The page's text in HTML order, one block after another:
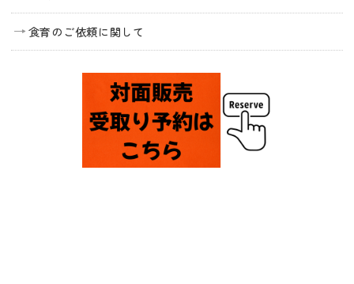
食育のご依頼に関して